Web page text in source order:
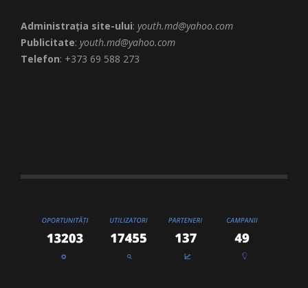
Administrația site-ului: youth.md@yahoo.com
Publicitate: youth.md@yahoo.com
Telefon: +373 69 588 273